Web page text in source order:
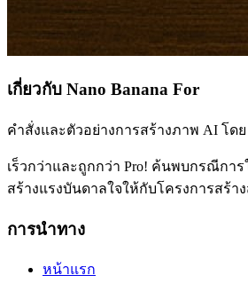
เกี่ยวกับ Nano Banana For
คำสั่งและตัวอย่างการสร้างภาพ AI โดย
เร็วกว่าและถูกกว่า Pro! ค้นพบกรณีกา
สร้างแรงบันดาลใจให้กับโครงการสร้
การนำทาง
หน้าแรก